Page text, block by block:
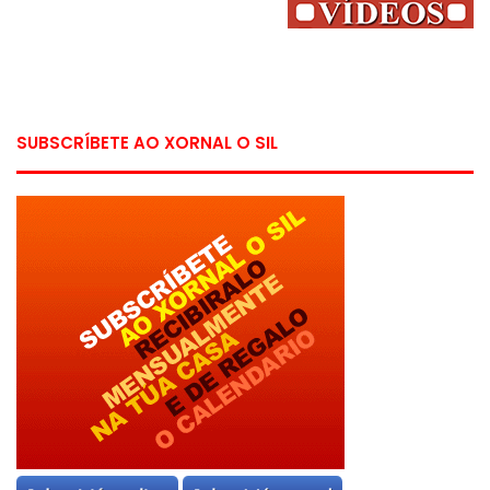
SUBSCRÍBETE AO XORNAL O SIL